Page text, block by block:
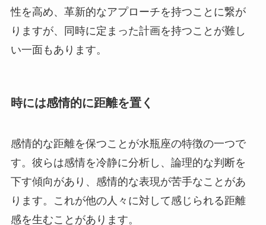
性を高め、革新的なアプローチを持つことに繋が
りますが、同時に定まった計画を持つことが難し
い一面もあります。
時には感情的に距離を置く
感情的な距離を保つことが水瓶座の特徴の一つで
す。彼らは感情を冷静に分析し、論理的な判断を
下す傾向があり、感情的な表現が苦手なことがあ
ります。これが他の人々に対して感じられる距離
感を生むことがあります。